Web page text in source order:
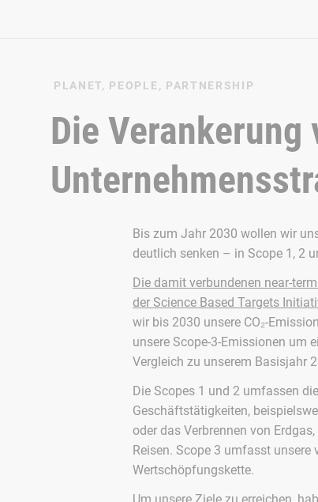
PLANET, PEOPLE, PARTNERSHIP
Die
Bis zum Jahr 2030 wollen wir
deutlich senken – in Scope 1, 2
Die damit verbundenen near-
der Science Based Targets
wir bis 2030 unsere CO₂-
unsere Scope-3-Emissionen um
Vergleich zu unserem Basisjahr
Die Scopes 1 und 2 umfassen
Geschäftstätigkeiten,
oder das Verbrennen von
Reisen. Scope 3 umfasst unsere
Wertschöpfungskette.
Um unsere Ziele zu erreichen,